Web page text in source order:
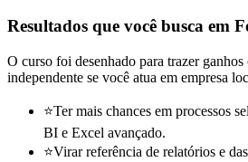
Resultados que você busca em
O curso foi desenhado para trazer ganhos
independente se você atua em empresa
⭐Ter mais chances em processos
BI e Excel avançado.
⭐Virar referência de relatórios e